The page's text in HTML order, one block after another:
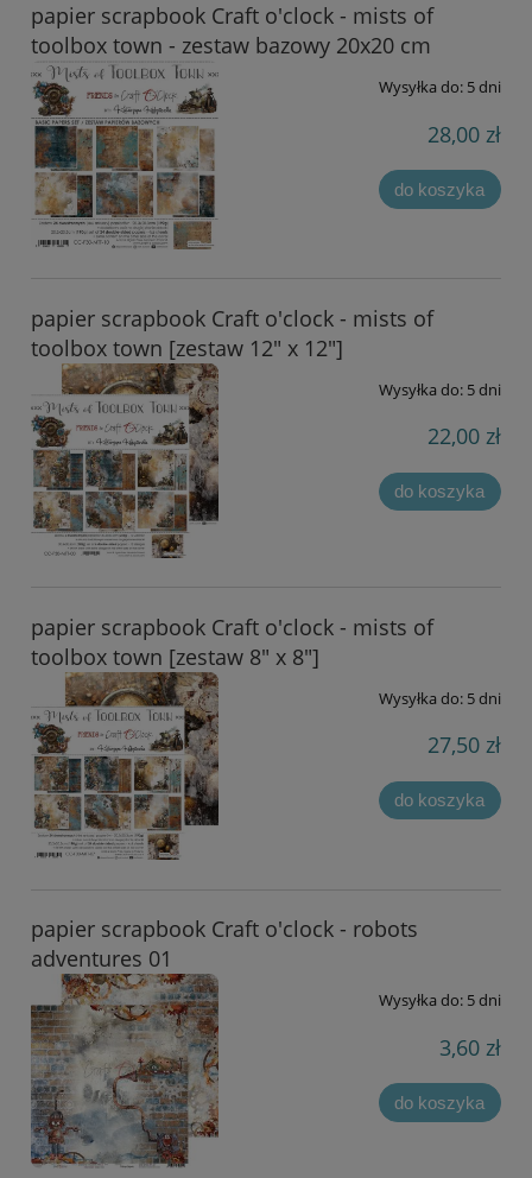
papier scrapbook Craft o'clock - mists of
toolbox town - zestaw bazowy 20x20 cm
Wysyłka do: 5 dni
28,00 zł
do koszyka
papier scrapbook Craft o'clock - mists of
toolbox town [zestaw 12" x 12"]
Wysyłka do: 5 dni
22,00 zł
do koszyka
papier scrapbook Craft o'clock - mists of
toolbox town [zestaw 8" x 8"]
Wysyłka do: 5 dni
27,50 zł
do koszyka
papier scrapbook Craft o'clock - robots
adventures 01
Wysyłka do: 5 dni
3,60 zł
do koszyka